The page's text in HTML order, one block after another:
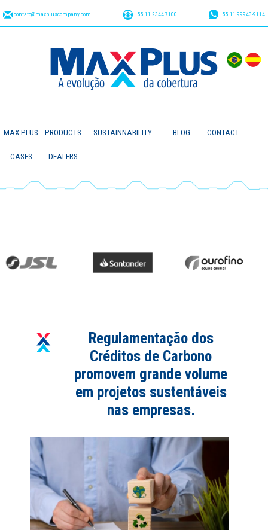
contato@maxpluscompany.com +55 11 2344 7100 +55 11 99943-9114
MAX PLUS PRODUCTS SUSTAINNABILITY BLOG CONTACT
CASES DEALERS
Regulamentação dos
Créditos de Carbono
promovem grande volume
em projetos sustentáveis
nas empresas.